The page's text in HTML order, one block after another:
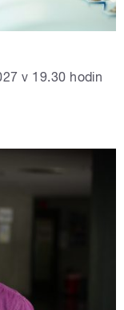
v 19.30 hodin